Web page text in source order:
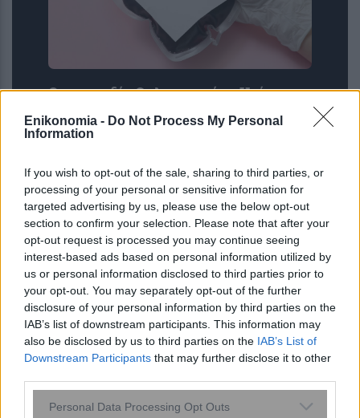
Enikonomia - Do Not Process My Personal
Information
If you wish to opt-out of the sale, sharing to third parties, or
processing of your personal or sensitive information for
targeted advertising by us, please use the below opt-out
section to confirm your selection. Please note that after your
opt-out request is processed you may continue seeing
interest-based ads based on personal information utilized by
us or personal information disclosed to third parties prior to
your opt-out. You may separately opt-out of the further
disclosure of your personal information by third parties on the
IAB’s list of downstream participants. This information may
also be disclosed by us to third parties on the IAB’s List of
Downstream Participants that may further disclose it to other
Please note that this website/app uses one or more Google
Personal Data Processing Opt Outs
Ομοσπονδία Θαλασσαιμίας: Κρίσιμες
ελλείψεις αίματος και αναβολές
μεταγγίσεων
Η τροφή που μπορεί να προκαλέσει
παράλυση και θάνατο – Κινδυνεύουμε
περισσότερο το καλοκαίρι